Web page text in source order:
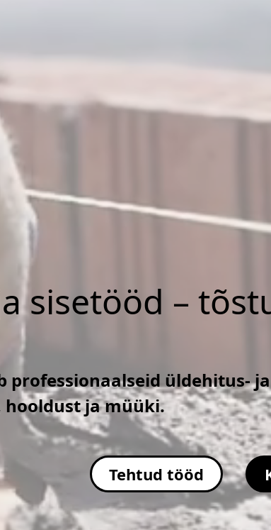
sisetööd –
professionaalseid üldehitus-
ja müüki.
Tehtud tööd